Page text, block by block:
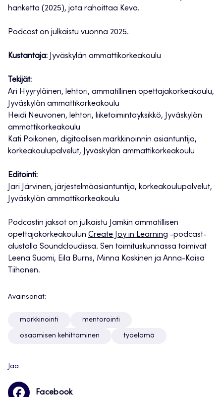
hanketta (2025), jota rahoittaa Keva.
Podcast on julkaistu vuonna 2025.
Kustantaja: Jyväskylän ammattikorkeakoulu
Tekijät:
Ari Hyyryläinen, lehtori, ammatillinen opettajakorkeakoulu,
Jyväskylän ammattikorkeakoulu
Heidi Neuvonen, lehtori, liiketoimintayksikkö, Jyväskylän
ammattikorkeakoulu
Kati Poikonen, digitaalisen markkinoinnin asiantuntija,
korkeakoulupalvelut, Jyväskylän ammattikorkeakoulu
Editointi:
Jari Järvinen, järjestelmäasiantuntija, korkeakoulupalvelut,
Jyväskylän ammattikorkeakoulu
Podcastin jaksot on julkaistu Jamkin ammatillisen
opettajakorkeakoulun Create Joy in Learning -podcast-
alustalla Soundcloudissa. Sen toimituskunnassa toimivat
Leena Suomi, Eila Burns, Minna Koskinen ja Anna-Kaisa
Tiihonen.
Avainsanat:
markkinointi mentorointi
osaamisen kehittäminen työelämä
Jaa:
Facebook